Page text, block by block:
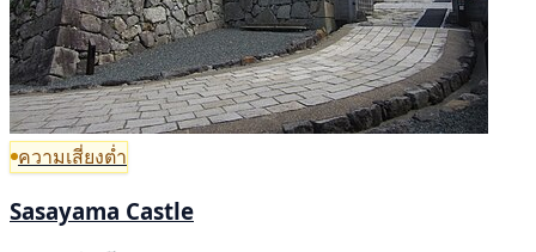
ความเสี่ยงต่ำ
Sasayama Castle